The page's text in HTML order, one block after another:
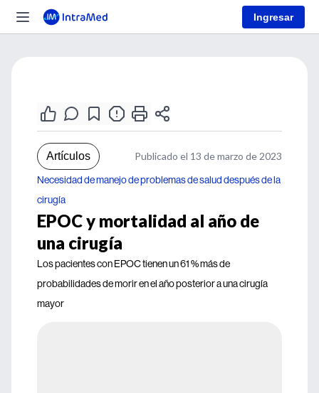
Ingresar
Artículos Publicado el 13 de marzo de 2023
Necesidad de manejo de problemas de salud después de la
cirugía
EPOC y mortalidad al año de
una cirugía
Los pacientes con EPOC tienen un 61 % más de
probabilidades de morir en el año posterior a una cirugía
mayor